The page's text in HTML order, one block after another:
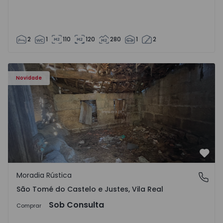
2 1 110 120 280 1 2
Novidade
Moradia Vila Real, São Tomé do Castelo e Justes -
São Tomé do Castelo e Justes, Vila Real
Moradia Rústica
São Tomé do Castelo e Justes, Vila Real
Comprar Sob Consulta